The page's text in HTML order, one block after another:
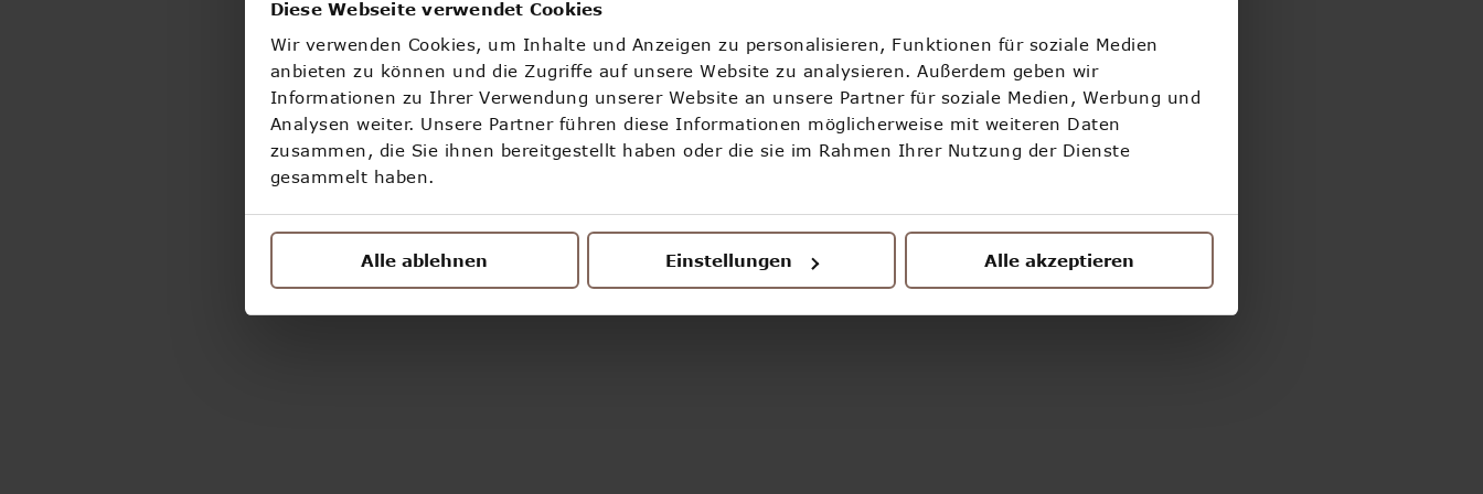
Diese Webseite verwendet Cookies
Wir verwenden Cookies, um Inhalte und Anzeigen zu personalisieren, Funktionen für soziale Medien
anbieten zu können und die Zugriffe auf unsere Website zu analysieren. Außerdem geben wir
Informationen zu Ihrer Verwendung unserer Website an unsere Partner für soziale Medien, Werbung und
Analysen weiter. Unsere Partner führen diese Informationen möglicherweise mit weiteren Daten
zusammen, die Sie ihnen bereitgestellt haben oder die sie im Rahmen Ihrer Nutzung der Dienste
gesammelt haben.
Alle ablehnen Einstellungen Alle akzeptieren
ETWAS IST SCHIEF GELAUFEN!
ZURÜCK ZUR STARTSEITE